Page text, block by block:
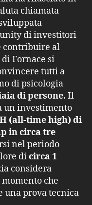
chiamata
di investitori
contribuire al
Fornace si
tutti a
di psicologia
di persone. Il
un investimento
(all-time high) di
in circa tre
nel periodo
dicirca 1
considera
che
una prova tecnica